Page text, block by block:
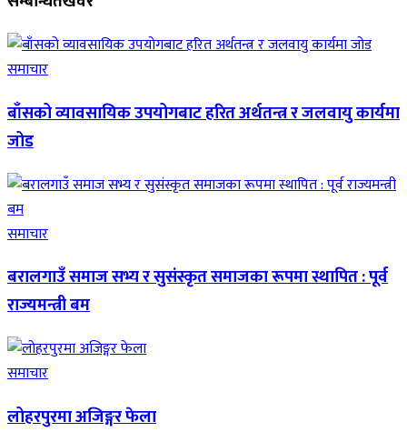
समाचार
बाँसको व्यावसायिक उपयोगबाट हरित अर्थतन्त्र र जलवायु कार्यमा
जोड
समाचार
बरालगाउँ समाज सभ्य र सुसंस्कृत समाजका रूपमा स्थापित : पूर्व
राज्यमन्त्री बम
समाचार
लोहरपुरमा अजिङ्गर फेला